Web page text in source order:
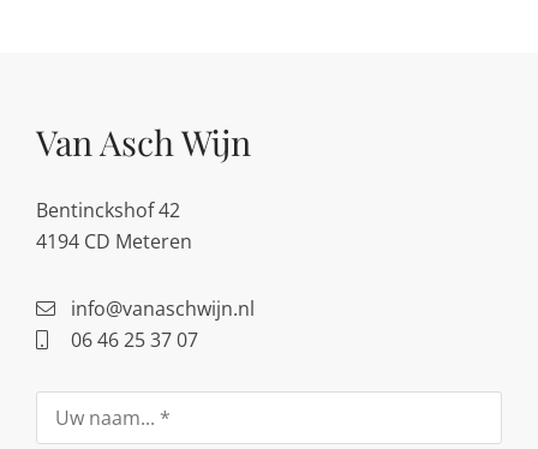
Van Asch Wijn
Bentinckshof 42
4194 CD Meteren
info@vanaschwijn.nl
06 46 25 37 07